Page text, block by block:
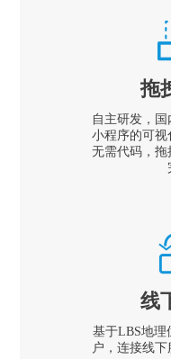
拖
自主研发，
小程序的可视
无需代码，拖
线
基于LBS地理
户，连接线